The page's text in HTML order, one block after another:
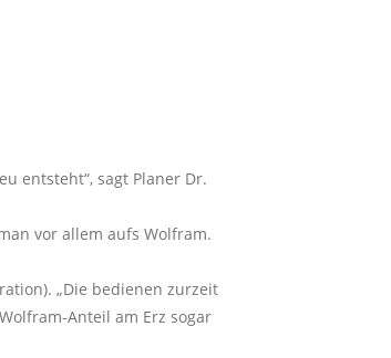
entsteht“, sagt Planer Dr.
vor allem aufs Wolfram.
„Die bedienen zurzeit
Anteil am Erz sogar